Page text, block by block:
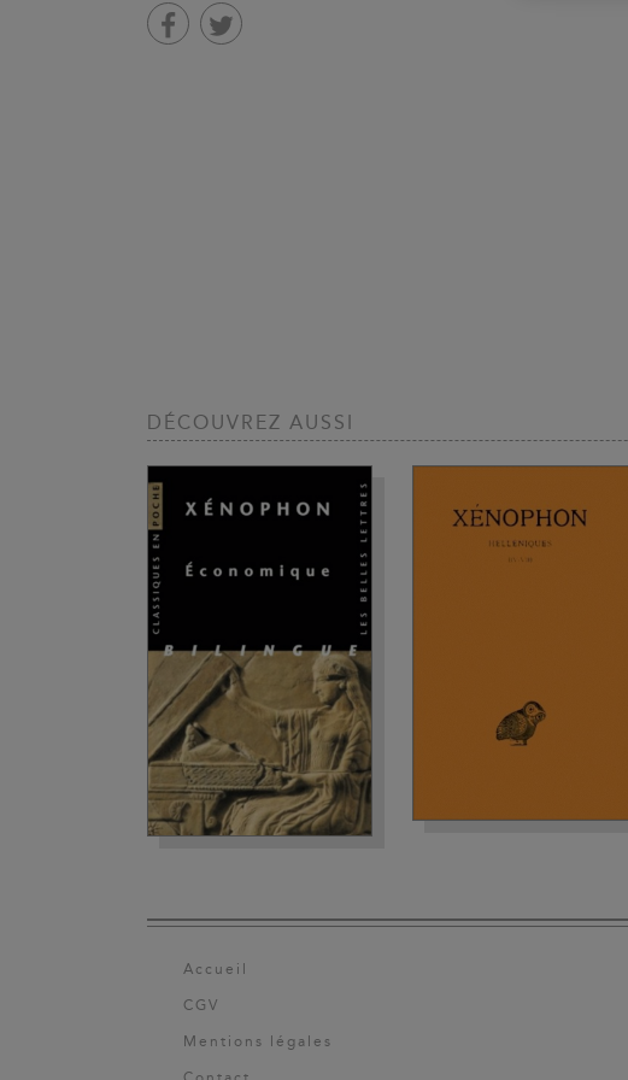
DÉCOUVREZ AUSSI
Accueil
CGV
Mentions légales